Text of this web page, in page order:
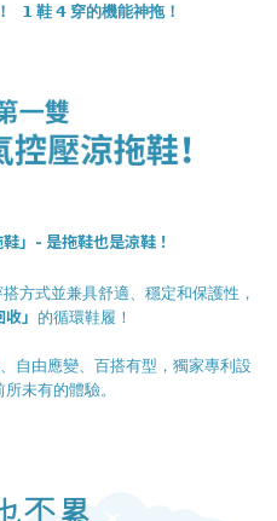
𝟭 鞋 𝟰 穿的機能神拖！
鞋」- 是拖鞋也是涼鞋！
方式並兼具舒適、穩定和保護性，
」 的循環鞋履！
自由應變、百搭有型，獨家專利設
未有的體驗。